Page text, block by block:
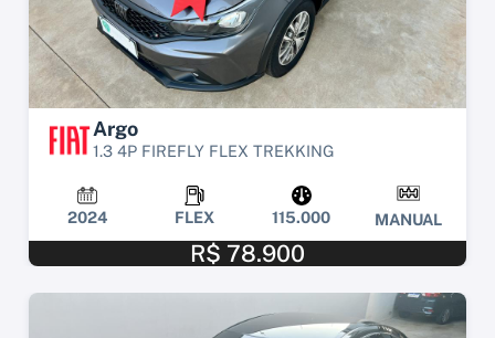
Argo
1.3 4P FIREFLY FLEX TREKKING
2024 FLEX 115.000 MANUAL
R$ 78.900